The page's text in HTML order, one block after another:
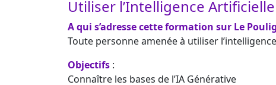
Utiliser l’Intelligence
A qui s’adresse cette formation sur Le
Toute personne amenée à utiliser
Objectifs :
Connaître les bases de l’IA Générative